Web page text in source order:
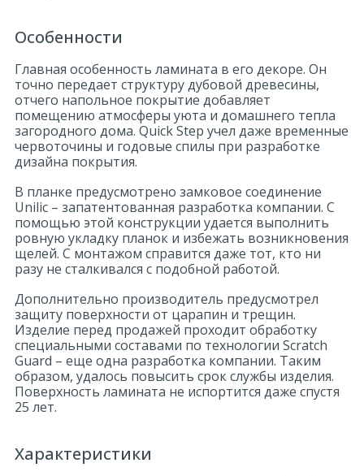
Особенности
Главная особенность ламината в его декоре. Он
точно передает структуру дубовой древесины,
отчего напольное покрытие добавляет
помещению атмосферы уюта и домашнего тепла
загородного дома. Quick Step учел даже временные
червоточины и годовые спилы при разработке
дизайна покрытия.
В планке предусмотрено замковое соединение
Unilic – запатентованная разработка компании. С
помощью этой конструкции удается выполнить
ровную укладку планок и избежать возникновения
щелей. С монтажом справится даже тот, кто ни
разу не сталкивался с подобной работой.
Дополнительно производитель предусмотрел
защиту поверхности от царапин и трещин.
Изделие перед продажей проходит обработку
специальными составами по технологии Scratch
Guard – еще одна разработка компании. Таким
образом, удалось повысить срок службы изделия.
Поверхность ламината не испортится даже спустя
25 лет.
Характеристики